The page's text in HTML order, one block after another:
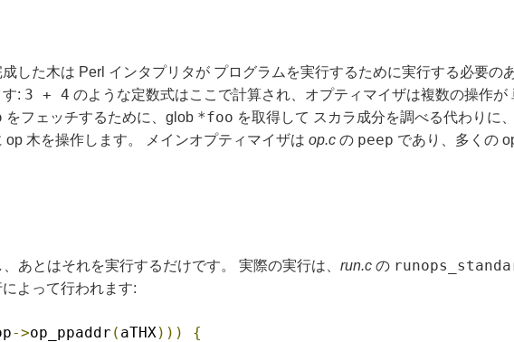
した木は Perl インタプリタが プログラムを実行するために実行する必要の
: 3 + 4 のような定数式はここで計算され、オプティマイザは複数の操作
をフェッチするために、glob *foo を取得して スカラ成分を調べる代わりに
木を操作します。 メインオプティマイザは op.cの peep であり、多くの
あとはそれを実行するだけです。 実際の実行は、 run.cの
よって行われます:
->op_ppaddr ( aTHX)))
{